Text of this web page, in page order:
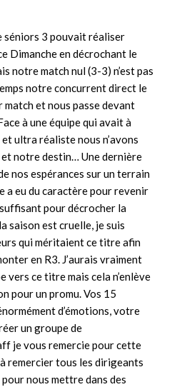
séniors 3 pouvait réaliser
Dimanche en décrochant le
notre match nul (3-3) n’est pas
notre concurrent direct le
et nous passe devant
à une équipe qui avait à
ultra réaliste nous n’avons
notre destin… Une dernière
nos espérances sur un terrain
a eu du caractère pour revenir
pour décrocher la
saison est cruelle, je suis
qui méritaient ce titre afin
en R3. J’aurais vraiment
vers ce titre mais cela n’enlève
pour un promu. Vos 15
d’émotions, votre
un groupe de
je vous remercie pour cette
remercier tous les dirigeants
nous mettre dans des